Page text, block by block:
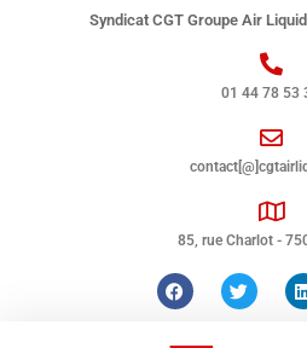
Syndicat CGT Groupe Air
01 44 78 53
85, rue Charlot -